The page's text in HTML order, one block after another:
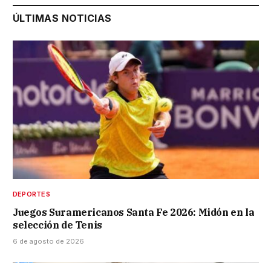
ÚLTIMAS NOTICIAS
DEPORTES
Juegos Suramericanos Santa Fe 2026: Midón en la
selección de Tenis
6 de agosto de 2026